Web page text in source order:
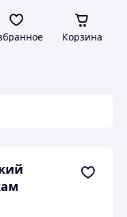
Корзина